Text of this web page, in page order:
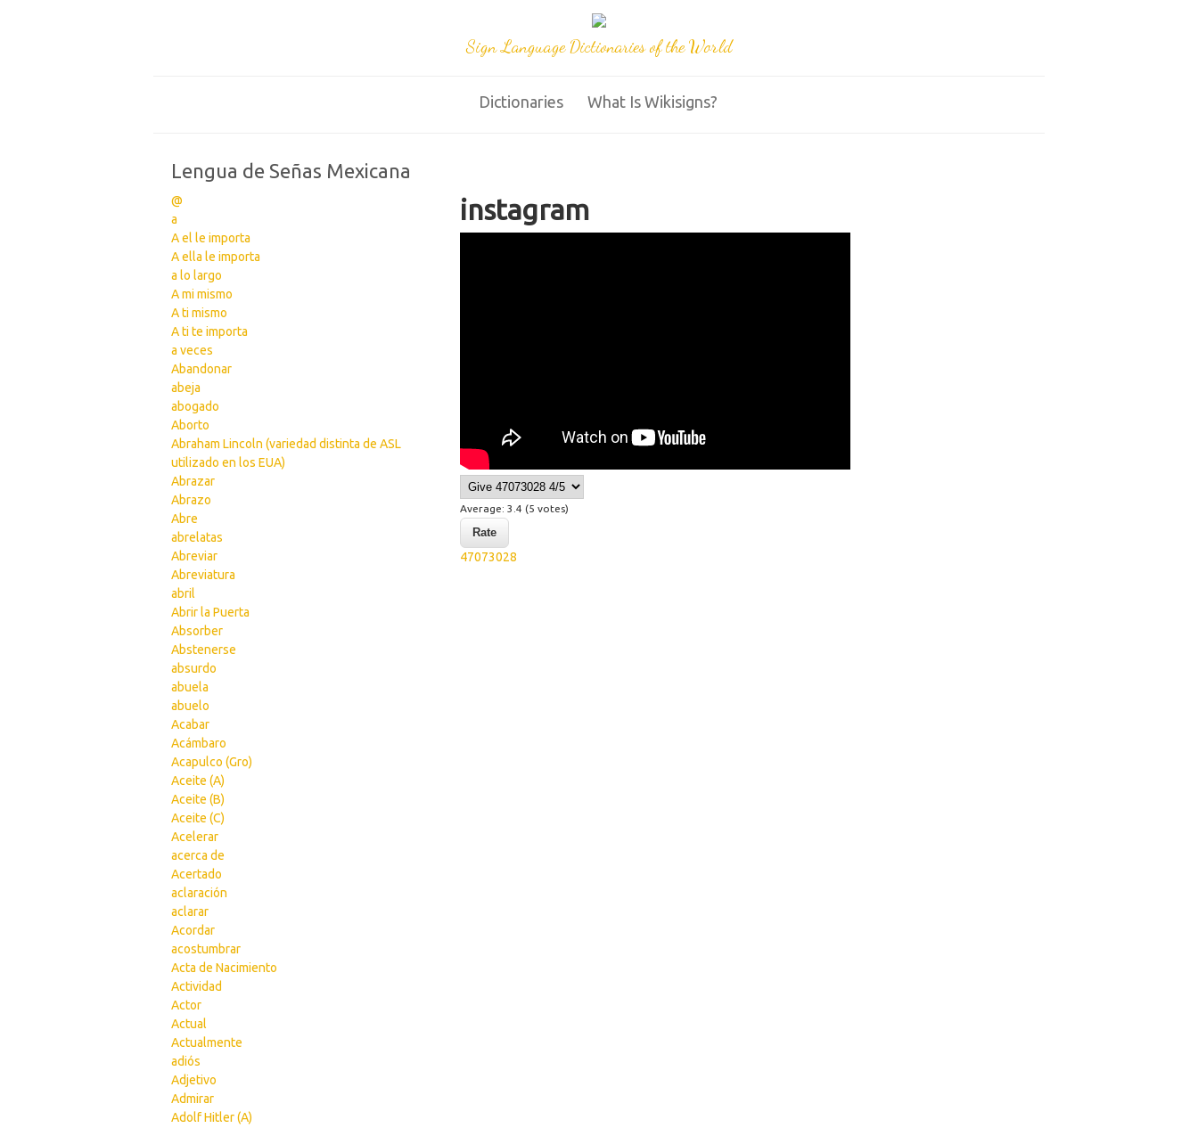
Sign Language Dictionaries of the World
Dictionaries What Is Wikisigns?
Lengua de Señas Mexicana
@
a
A el le importa
A ella le importa
a lo largo
A mi mismo
A ti mismo
A ti te importa
a veces
Abandonar
abeja
abogado
Aborto
Abraham Lincoln (variedad distinta de ASL
utilizado en los EUA)
Abrazar
Abrazo
Abre
abrelatas
Abreviar
Abreviatura
abril
Abrir la Puerta
Absorber
Abstenerse
absurdo
abuela
abuelo
Acabar
Acámbaro
Acapulco (Gro)
Aceite (A)
Aceite (B)
Aceite (C)
Acelerar
acerca de
Acertado
aclaración
aclarar
Acordar
acostumbrar
Acta de Nacimiento
Actividad
Actor
Actual
Actualmente
adiós
Adjetivo
Admirar
Adolf Hitler (A)
instagram
Average: 3.4 (5 votes)
47073028